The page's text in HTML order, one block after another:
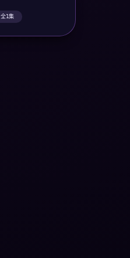
全1集